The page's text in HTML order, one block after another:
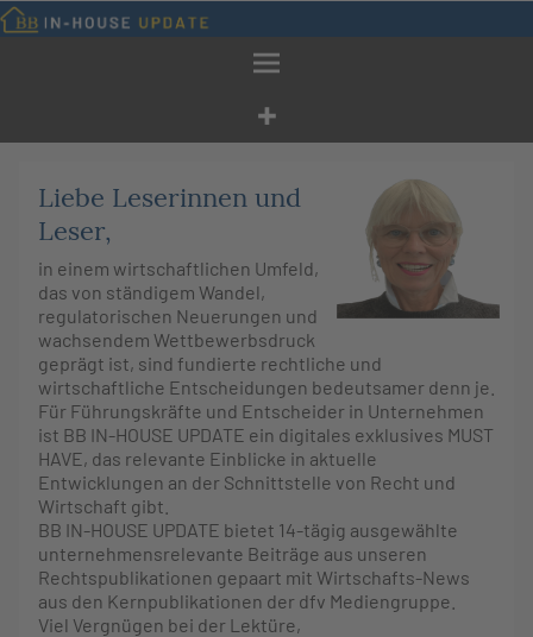
Zum
Inhalt
Liebe Leserinnen und
Leser,
in einem wirtschaftlichen Umfeld,
das von ständigem Wandel,
regulatorischen Neuerungen und
wachsendem Wettbewerbsdruck
geprägt ist, sind fundierte rechtliche und
wirtschaftliche Entscheidungen bedeutsamer denn je.
Für Führungskräfte und Entscheider in Unternehmen
ist BB IN-HOUSE UPDATE ein digitales exklusives MUST
HAVE, das relevante Einblicke in aktuelle
Entwicklungen an der Schnittstelle von Recht und
Wirtschaft gibt.
BB IN-HOUSE UPDATE bietet 14-tägig ausgewählte
unternehmensrelevante Beiträge aus unseren
Rechtspublikationen gepaart mit Wirtschafts-News
aus den Kernpublikationen der dfv Mediengruppe.
Viel Vergnügen bei der Lektüre,